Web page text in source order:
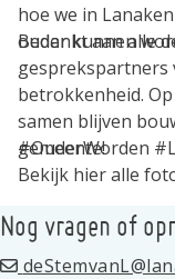
hoe we in
ouder kunnen
Bedankt aan alle
gesprekspartners
betrokkenheid.
samen blijven
gemeente!
#OuderWorden
Bekijk hier alle
Nog vragen of